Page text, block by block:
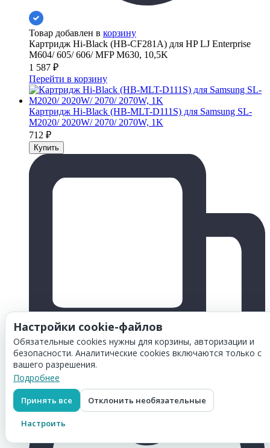
Товар добавлен в корзину
Картридж Hi-Black (HB-CF281A) для HP LJ Enterprise
M604/ 605/ 606/ MFP M630, 10,5K
1 587 ₽
Перейти в корзину
Картридж Hi-Black (HB-MLT-D111S) для Samsung SL-
M2020/ 2020W/ 2070/ 2070W, 1K
712 ₽
Настройки cookie-файлов
Обязательные cookies нужны для корзины, авторизации и
безопасности. Аналитические cookies включаются только с
вашего разрешения.
Подробнее
Принять все Отклонить необязательные
Настроить